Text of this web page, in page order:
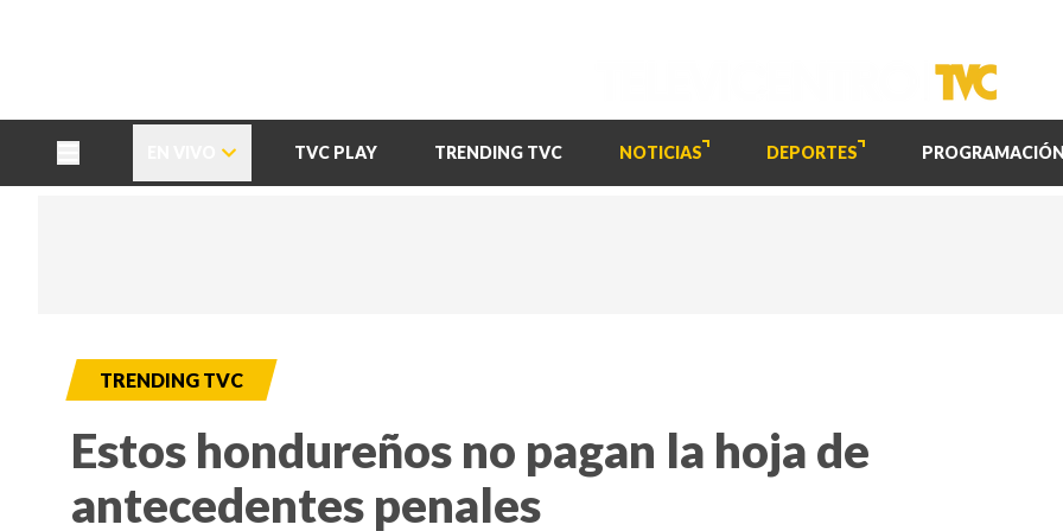
TVC PLAY TRENDING TVC NOTICIAS DEPORTES PROGRAMACIÓN
TRENDING TVC
Estos hondureños no pagan la hoja de
antecedentes penales